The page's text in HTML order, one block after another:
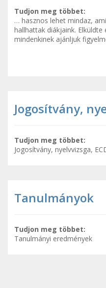
Tudjon meg többet:
… hasznos lehet mindaz,
hallhattak diákjaink. Elküldte
mindenkinek ajánljuk
Jogosítvány,
Tudjon meg többet:
Jogosítvány, nyelvvizsga,
Tanulmányok
Tudjon meg többet:
Tanulmányi eredmények